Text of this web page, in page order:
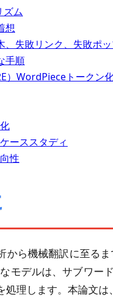
ズム
想
、失敗リンク、失敗ポ
手順
）WordPieceトークン
ーススタディ
性
から機械翻訳に至る
モデルは、サブワー
処理します。本論文